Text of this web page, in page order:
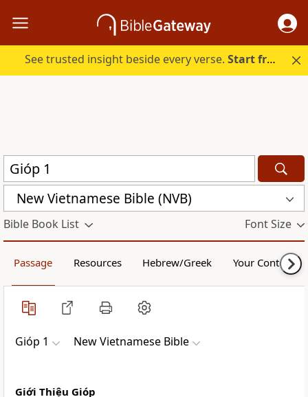
See trusted insight beside every verse.Start free.
New Vietnamese Bible (NVB)
Bible Book List Font Size
Passage Resources Hebrew/Greek Your Content
Gióp 1 New Vietnamese Bible
Giới Thiệu Gióp